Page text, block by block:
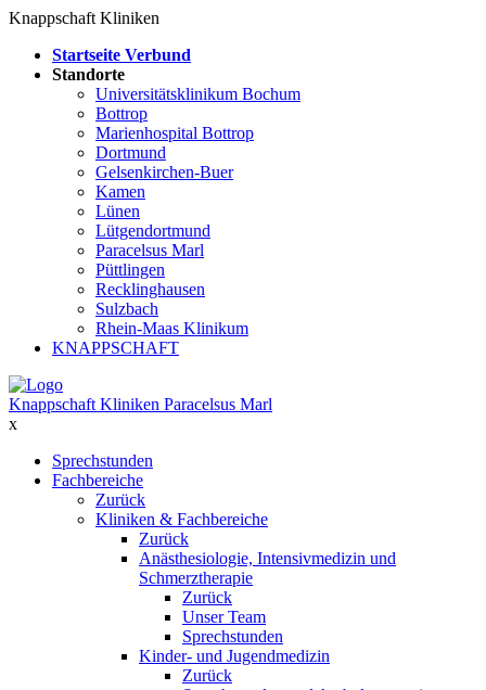
Knappschaft Kliniken
Startseite Verbund
Standorte
Universitätsklinikum Bochum
Bottrop
Marienhospital Bottrop
Dortmund
Gelsenkirchen-Buer
Kamen
Lünen
Lütgendortmund
Paracelsus Marl
Püttlingen
Recklinghausen
Sulzbach
Rhein-Maas Klinikum
KNAPPSCHAFT
Knappschaft Kliniken Paracelsus Marl
x
Sprechstunden
Fachbereiche
Zurück
Kliniken & Fachbereiche
Zurück
Anästhesiologie, Intensivmedizin und
Schmerztherapie
Zurück
Unser Team
Sprechstunden
Kinder- und Jugendmedizin
Zurück